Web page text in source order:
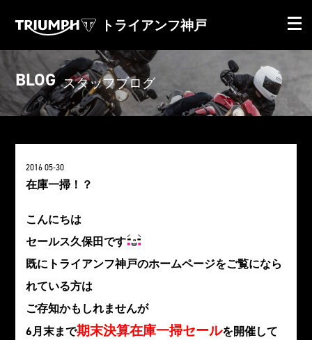
トライアンフ神戸
BLOG スタッフブログ
2016 05-30
在庫一掃！？
こんにちは
セールス久保田です
既にトライアンフ神戸のホームページをご覧になら
れている方は
ご存知かもしれませんが
6月末まで期末決算在庫一掃セールを開催して